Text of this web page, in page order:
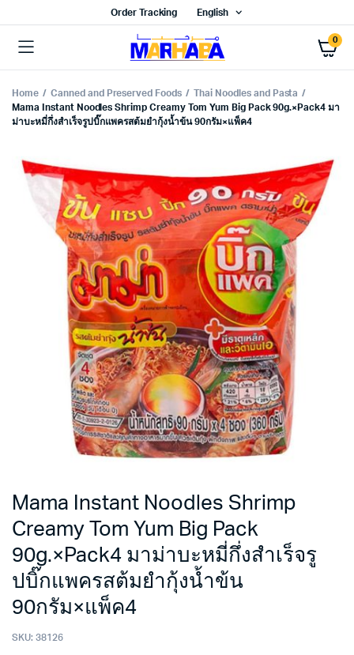
Order Tracking English
0
Home Canned and Preserved Foods
Thai Noodles and Pasta
Mama Instant Noodles Shrimp Creamy Tom Yum Big Pack 90g.×Pack4 มา
ม่าบะหมี่กึ่งสำเร็จรูปบิ๊กแพครสต้มยำกุ้งน้ำข้น 90กรัม×แพ็ค4
Mama Instant Noodles Shrimp
Creamy Tom Yum Big Pack
90g.×Pack4 มาม่าบะหมี่กึ่งสำเร็จรู
ปบิ๊กแพครสต้มยำกุ้งน้ำข้น
90กรัม×แพ็ค4
SKU: 38126